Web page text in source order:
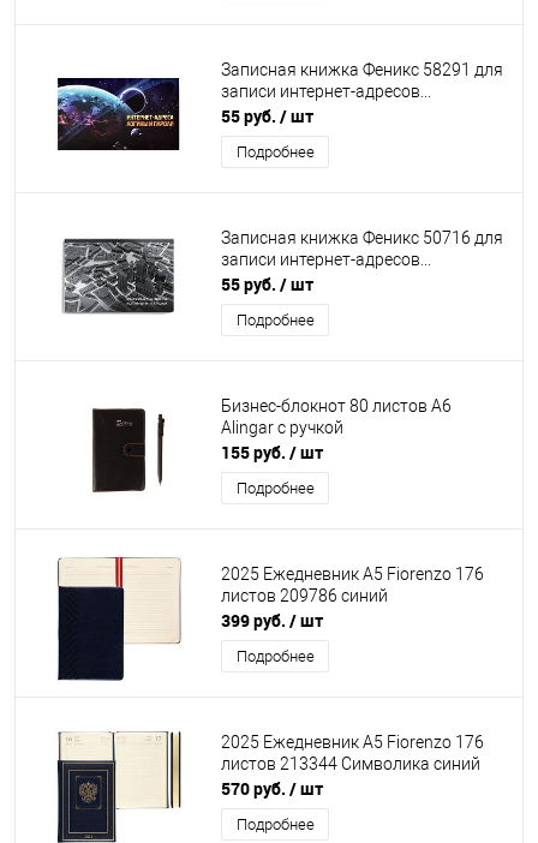
Записная книжка Феникс 58291 для
записи интернет-адресов...
55 руб. / шт
Подробнее
Записная книжка Феникс 50716 для
записи интернет-адресов...
55 руб. / шт
Подробнее
Бизнес-блокнот 80 листов А6
Alingar с ручкой
155 руб. / шт
Подробнее
2025 Ежедневник А5 Fiorenzo 176
листов 209786 синий
399 руб. / шт
Подробнее
2025 Ежедневник А5 Fiorenzo 176
листов 213344 Символика синий
570 руб. / шт
Подробнее